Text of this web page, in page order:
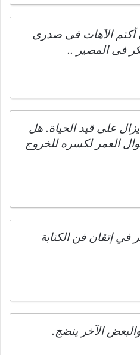
أكتم الآهات فى صدرى
فى المصير ..
على قيد الحياة. هل
العمر لكسره للخروج
إتقان فن الكتابة
الآخر ينضج.